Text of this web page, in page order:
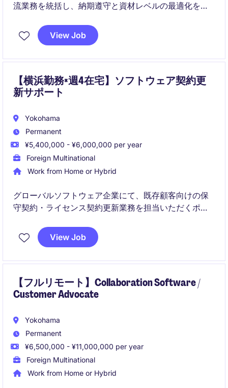
流業務を統括し、納期遵守と資材レベルの最適化を実
ーバルマトリックス環境で物流戦略に貢献していただ
きます。
View Job
【横浜勤務×週4在宅】ソフトウェア契約更
新サポート
Yokohama
Permanent
¥5,400,000 - ¥6,000,000 per year
Foreign Multinational
Work from Home or Hybrid
グローバルソフトウェア企業にて、既存顧客向けの保
守契約・ライセンス契約更新業務を担当いただくポジ
顧客との継続的な関係構築を通じて、契約更新のサポ
ートや受注処理を行いながら、営業チームの成果創出
View Job
【フルリモート】Collaboration Software /
Customer Advocate
Yokohama
Permanent
¥6,500,000 - ¥11,000,000 per year
Foreign Multinational
Work from Home or Hybrid